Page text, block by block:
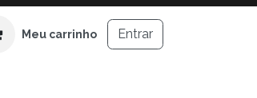
Meu carrinho Entrar